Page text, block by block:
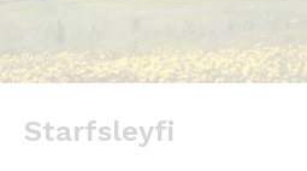
Starfsleyfi